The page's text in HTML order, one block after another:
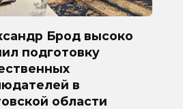
Брод высоко
подготовку
в
области